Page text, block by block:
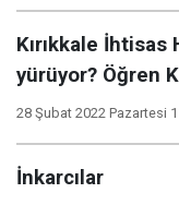
Kırıkkale İhtisas
yürüyor? Öğren
28 Şubat 2022 Pazartesi
İnkarcılar